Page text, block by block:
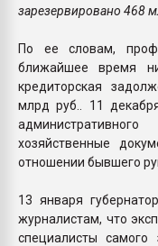
зарезервировано 468
По ее словам,
ближайшее время
кредиторская
млрд руб.. 11
хозяйственные
отношении бывшего
13 января
журналистам, что
специалисты